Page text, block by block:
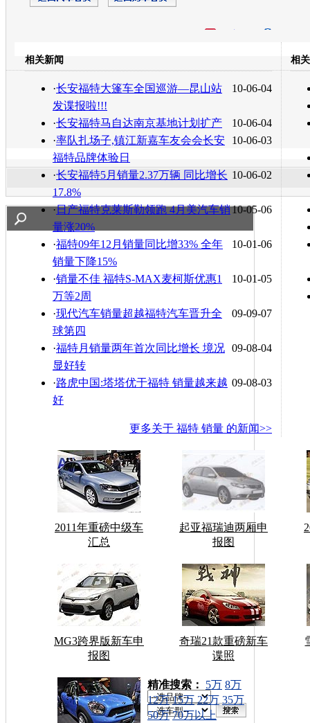
转发至：
相关新闻
10-06-04
·长安福特大篷车全国巡游—昆山站
发谍报啦!!!
10-06-04
·长安福特马自达南京基地计划扩产
10-06-03
·率队扎场子,镇江新嘉车友会会长安
福特品牌体验日
10-06-02
·长安福特5月销量2.37万辆 同比增长
17.8%
10-05-06
·日产福特克莱斯勒领跑 4月美汽车销
量涨20%
10-01-06
·福特09年12月销量同比增33% 全年
销量下降15%
10-01-05
·销量不佳 福特S-MAX麦柯斯优惠1
万等2周
09-09-07
·现代汽车销量超越福特汽车晋升全
球第四
09-08-04
·福特月销量两年首次同比增长 境况
显好转
09-08-03
·路虎中国:塔塔优于福特 销量越来越
好
更多关于 福特 销量 的新闻>>
相
2011年重磅中级车
汇总
起亚福瑞迪两厢申
报图
MG3跨界版新车申
报图
奇瑞21款重磅新车
谍照
车型搜索：
精准搜索： 5万 8万
12万 15万 22万 35万
50万 70万以上